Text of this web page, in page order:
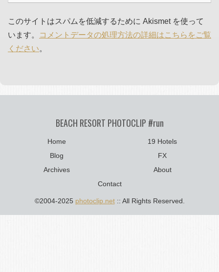
このサイトはスパムを低減するために Akismet を使って
います。
コメントデータの処理方法の詳細はこちらをご覧
ください。
BEACH RESORT PHOTOCLIP #run
Home
19 Hotels
Blog
FX
Archives
About
Contact
©2004-2025 photoclip.net:: All Rights Reserved.